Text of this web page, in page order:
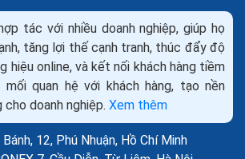
và các công cụ thu thập dữ
đi theo các liên kết mà nó nhìn thấy
của trang mà nó ghé thăm, sau đó
tất cả các số liệu mà...
tác với nhiều doanh nghiệp, giúp họ
tăng lợi thế cạnh tranh, thúc đẩy độ
hiệu online, và kết nối khách hàng tiềm
mối quan hệ với khách hàng, tạo nền
doanh nghiệp. Xem thêm
12, Phú Nhuận, Hồ Chí Minh